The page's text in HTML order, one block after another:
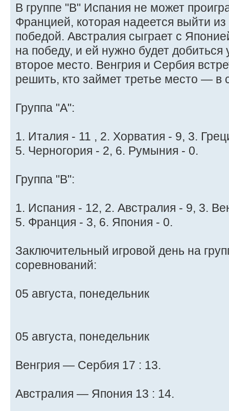
В группе "B" Испания не может
Францией, которая надеется выйти
победой. Австралия сыграет с
на победу, и ей нужно будет
второе место. Венгрия и Сербия
решить, кто займет третье место — в
Группа "A":
1. Италия - 11 , 2. Хорватия - 9, 3.
5. Черногория - 2, 6. Румыния - 0.
Группа "B":
1. Испания - 12, 2. Австралия - 9, 3.
5. Франция - 3, 6. Япония - 0.
Заключительный игровой день на
соревнований:
05 августа, понедельник
05 августа, понедельник
Венгрия — Сербия 17 : 13.
Австралия — Япония 13 : 14.